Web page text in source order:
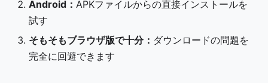
Android： APKファイルからの直接インストールを
試す
そもそもブラウザ版で十分： ダウンロードの問題を
完全に回避できます